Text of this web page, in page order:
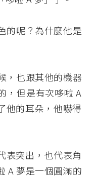
的呢？為什麼他是
，也跟其他的機器
，但是有次哆啦 A
他的耳朵，他嚇得
表突出，也代表角
A 夢是一個圓滿的